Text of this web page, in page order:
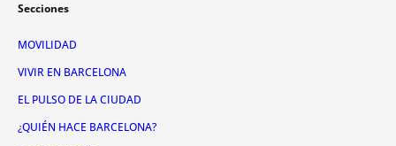
Secciones
MOVILIDAD
VIVIR EN BARCELONA
EL PULSO DE LA CIUDAD
¿QUIÉN HACE BARCELONA?